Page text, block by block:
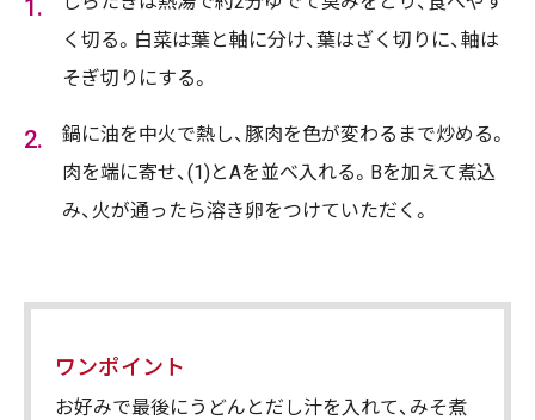
く切る。白菜は葉と軸に分け、葉はざく切りに、軸は
そぎ切りにする。
鍋に油を中火で熱し、豚肉を色が変わるまで炒める。
肉を端に寄せ、(1)とAを並べ入れる。Bを加えて煮込
み、火が通ったら溶き卵をつけていただく。
ワンポイント
お好みで最後にうどんとだし汁を入れて、みそ煮